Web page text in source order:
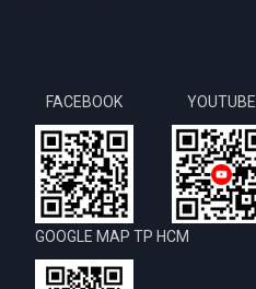
FACEBOOK YOUTUBE
GOOGLE MAP TP HCM